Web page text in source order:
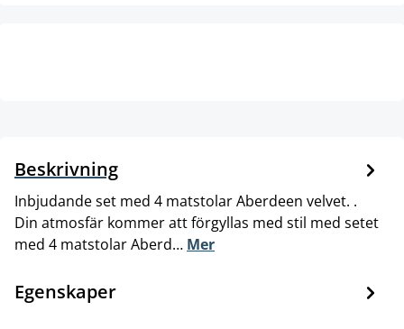
Beskrivning
Inbjudande set med 4 matstolar Aberdeen velvet. .
Din atmosfär kommer att förgyllas med stil med setet
med 4 matstolar Aberd… Mer
Egenskaper